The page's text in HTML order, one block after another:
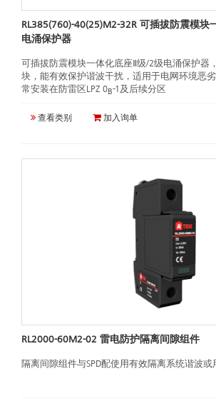
RL385(760)-40(25)M2-32R 可插拔防震模块
电涌保护器
可插拔防震模块一体化底座Ⅱ级/2级电涌保护器
块，能有效保护谐波干扰，适用于电网环境恶
常安装在防雷区LPZ 0B-1及后续分区
查看类别 加入询单
RL2000-60M2-02 雷电防护隔离间隙组件
隔离间隙组件与SPD配使用有效隔离系统谐波